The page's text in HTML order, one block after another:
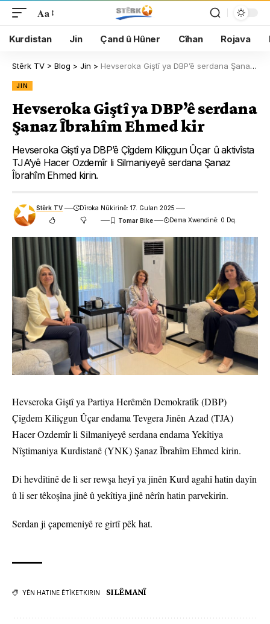
Aa
Kurdistan Jin Çand û Hûner Cîhan Rojava
Stêrk TV > Blog > Jin > Hevseroka Giştî ya DBP’ê serdana Şanaz Îbrahîm Ehmed kir
JIN
Hevseroka Giştî ya DBP’ê serdana
Şanaz Îbrahîm Ehmed kir
Hevseroka Giştî ya DBP’ê Çîgdem Kiliçgun Ûçar û aktivîsta
TJA’yê Hacer Ozdemîr li Silmaniyeyê serdana Şanaz
Îbrahîm Ehmed kirin.
Stêrk TV
Dîroka Nûkirinê: 17. Gulan 2025
Dema Xwendinê: 0 Dq.
Hevseroka Giştî ya Partiya Herêmên Demokratîk (DBP)
Çîgdem Kiliçgun Ûçar endama Tevgera Jinên Azad (TJA)
Hacer Ozdemîr li Silmaniyeyê serdana endama Yekîtiya
Nîştimaniya Kurdistanê (YNK) Şanaz Îbrahîm Ehmed kirin.
Di hevdîtinê de li ser rewşa heyî ya jinên Kurd agahî hatin dayîn
û li ser têkoşîna jinê û yekîtiya jinê nêrîn hatin parvekirin.
Serdan ji çapemeniyê re girtî pêk hat.
YÊN HATINE ÊTÎKETKIRIN SILÊMANÎ